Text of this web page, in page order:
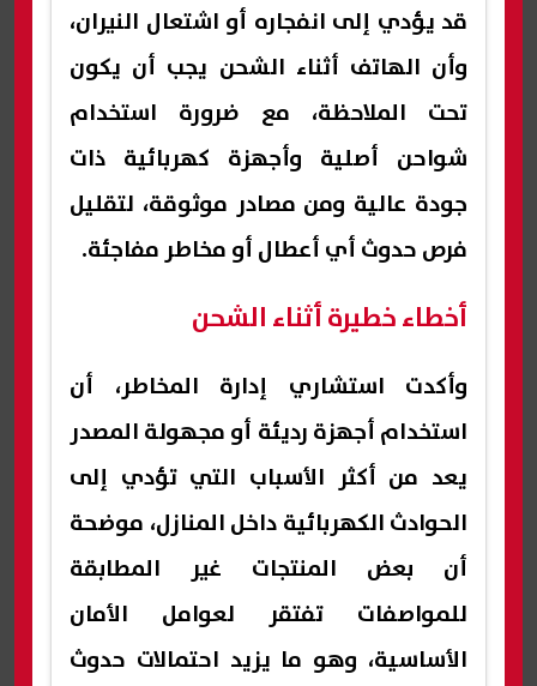
قد يؤدي إلى انفجاره أو اشتعال النيران،
وأن الهاتف أثناء الشحن يجب أن يكون
تحت الملاحظة، مع ضرورة استخدام
شواحن أصلية وأجهزة كهربائية ذات
جودة عالية ومن مصادر موثوقة، لتقليل
فرص حدوث أي أعطال أو مخاطر مفاجئة.
أخطاء خطيرة أثناء الشحن
وأكدت استشاري إدارة المخاطر، أن
استخدام أجهزة رديئة أو مجهولة المصدر
يعد من أكثر الأسباب التي تؤدي إلى
الحوادث الكهربائية داخل المنازل، موضحة
أن بعض المنتجات غير المطابقة
للمواصفات تفتقر لعوامل الأمان
الأساسية، وهو ما يزيد احتمالات حدوث